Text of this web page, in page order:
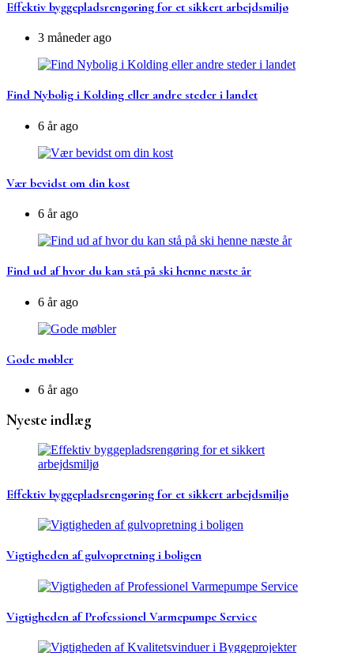
Effektiv byggepladsrengøring for et sikkert arbejdsmiljø
3 måneder ago
Find Nybolig i Kolding eller andre steder i landet
6 år ago
Vær bevidst om din kost
6 år ago
Find ud af hvor du kan stå på ski henne næste år
6 år ago
Gode møbler
6 år ago
Nyeste indlæg
Effektiv byggepladsrengøring for et sikkert arbejdsmiljø
Vigtigheden af gulvopretning i boligen
Vigtigheden af Professionel Varmepumpe Service